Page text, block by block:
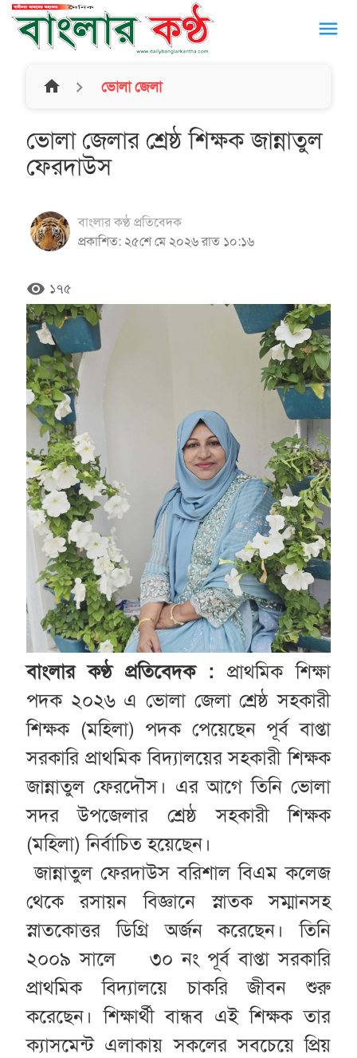
menu
home ভোলা জেলা
ভোলা জেলার শ্রেষ্ঠ শিক্ষক জান্নাতুল
ফেরদাউস
বাংলার কণ্ঠ প্রতিবেদক
প্রকাশিত: ২৫শে মে ২০২৬ রাত ১০:১৬
remove_red_eye ১৭৫
বাংলার কণ্ঠ প্রতিবেদক : প্রাথমিক শিক্ষা
পদক ২০২৬ এ ভোলা জেলা শ্রেষ্ঠ সহকারী
শিক্ষক (মহিলা) পদক পেয়েছেন পূর্ব বাপ্তা
সরকারি প্রাথমিক বিদ্যালয়ের সহকারী শিক্ষক
জান্নাতুল ফেরদৌস। এর আগে তিনি ভোলা
সদর উপজেলার শ্রেষ্ঠ সহকারী শিক্ষক
(মহিলা) নির্বাচিত হয়েছেন।
জান্নাতুল ফেরদাউস বরিশাল বিএম কলেজ
থেকে রসায়ন বিজ্ঞানে স্নাতক সম্মানসহ
স্নাতকোত্তর ডিগ্রি অর্জন করেছেন। তিনি
২০০৯ সালে ৩০ নং পূর্ব বাপ্তা সরকারি
প্রাথমিক বিদ্যালয়ে চাকরি জীবন শুরু
করেছেন। শিক্ষার্থী বান্ধব এই শিক্ষক তার
ক্যাসমেন্ট এলাকায় সকলের সবচেয়ে প্রিয়